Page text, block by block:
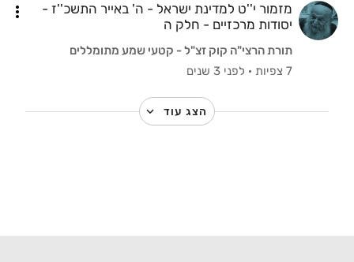
מזמור י''ט למדינת ישראל - ה' באייר התשכ''ז -
יסודות מרכזיים - חלק ה
תורת הרצי"ה קוק זצ"ל - קטעי שמע מתומללים
7 צפיות
· לפני 3 שנים
הצג עוד